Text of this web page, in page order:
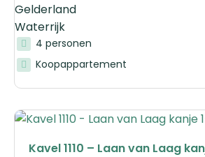
Gelderland
Waterrijk
4 personen
Koopappartement
Kavel 1110 – Laan van Laag